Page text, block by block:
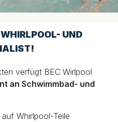
UND
verfügt BEC Wirlpool
an Schwimmbad- und
Whirlpool-Teile